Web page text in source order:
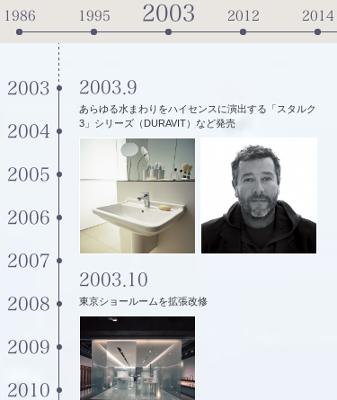
1986 1995 2003 2012 2014
2003
2004
2005
2006
2007
2008
2009
2010
2003.9
あらゆる水まわりをハイセンスに演出する「スタルク
3」シリーズ（DURAVIT）など発売
2003.10
東京ショールームを拡張改修